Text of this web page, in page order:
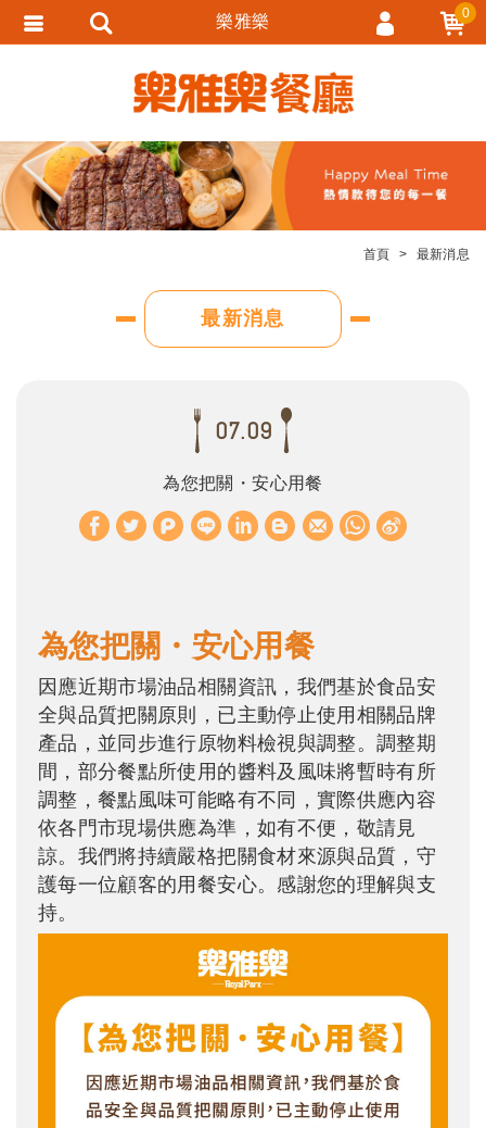
首頁 最新消息
最新消息
07.09
為您把關・安心用餐
W
A
p
p
e
i
b
o
為您把關・安心用餐
因應近期市場油品相關資訊，我們基於食品安
全與品質把關原則，已主動停止使用相關品牌
產品，並同步進行原物料檢視與調整。調整期
間，部分餐點所使用的醬料及風味將暫時有所
調整，餐點風味可能略有不同，實際供應內容
依各門市現場供應為準，如有不便，敬請見
諒。我們將持續嚴格把關食材來源與品質，守
護每一位顧客的用餐安心。感謝您的理解與支
持。
樂雅樂 0
會員註冊
忘記密碼
訂單查詢
追蹤清單